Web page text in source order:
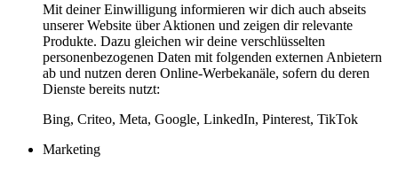
Mit deiner Einwilligung informieren wir dich auch abseits
unserer Website über Aktionen und zeigen dir relevante
Produkte. Dazu gleichen wir deine verschlüsselten
personenbezogenen Daten mit folgenden externen Anbietern
ab und nutzen deren Online-Werbekanäle, sofern du deren
Dienste bereits nutzt:
Bing, Criteo, Meta, Google, LinkedIn, Pinterest, TikTok
Marketing